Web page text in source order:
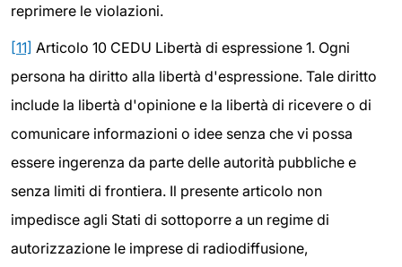
reprimere le violazioni.
[11] Articolo 10 CEDU Libertà di espressione 1. Ogni
persona ha diritto alla libertà d'espressione. Tale diritto
include la libertà d'opinione e la libertà di ricevere o di
comunicare informazioni o idee senza che vi possa
essere ingerenza da parte delle autorità pubbliche e
senza limiti di frontiera. Il presente articolo non
impedisce agli Stati di sottoporre a un regime di
autorizzazione le imprese di radiodiffusione,